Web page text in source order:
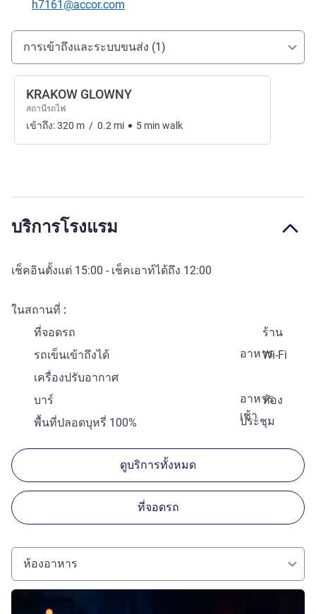
อีเมลติดต่อ
h7161@accor.com
การเข้าถึงและการเดินทาง
การเข้าถึงและระบบขนส่ง (1)
KRAKOW GLOWNY
สถานีรถไฟ
เข้าถึง:320 m / 0.2 mi 5 min walk
บริการโรงแรม
เช็คอินตั้งแต่ 15:00 - เช็คเอาท์ได้ถึง 12:00
ในสถานที่
ที่จอดรถ
ร้าน
อาหาร
รถเข็นเข้าถึงได้
Wi-Fi
เครื่องปรับอากาศ
อาหาร
เช้า
บาร์
ห้อง
ประชุม
พื้นที่ปลอดบุหรี่ 100%
ดูบริการทั้งหมด
ที่จอดรถ
ห้องอาหาร
ดูรายละเอียด